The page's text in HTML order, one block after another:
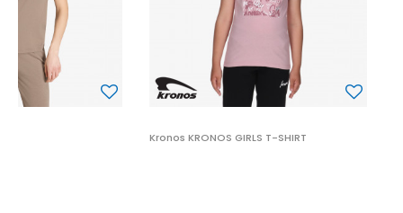
Kronos KRONOS GIRLS T-SHIRT